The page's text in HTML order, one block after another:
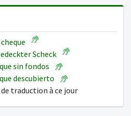
Scheck
sin fondos
descubierto
de traduction à ce jour